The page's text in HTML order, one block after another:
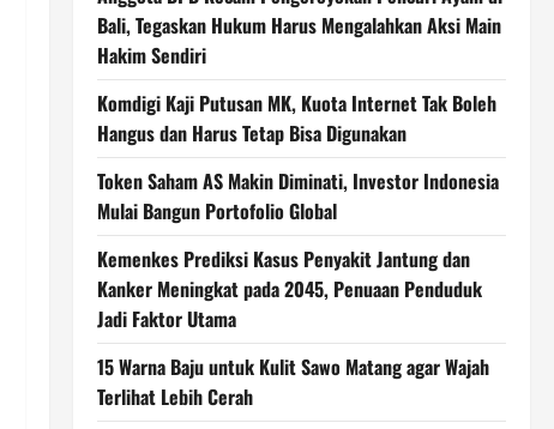
Bali, Tegaskan Hukum Harus Mengalahkan Aksi Main
Hakim Sendiri
Komdigi Kaji Putusan MK, Kuota Internet Tak Boleh
Hangus dan Harus Tetap Bisa Digunakan
Token Saham AS Makin Diminati, Investor Indonesia
Mulai Bangun Portofolio Global
Kemenkes Prediksi Kasus Penyakit Jantung dan
Kanker Meningkat pada 2045, Penuaan Penduduk
Jadi Faktor Utama
15 Warna Baju untuk Kulit Sawo Matang agar Wajah
Terlihat Lebih Cerah